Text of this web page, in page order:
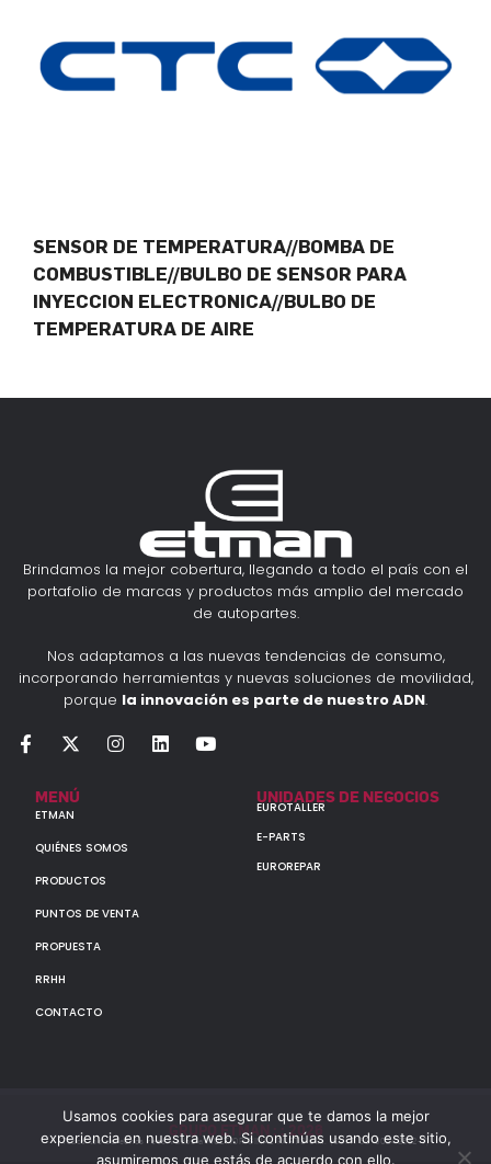
SENSOR DE TEMPERATURA//BOMBA DE
COMBUSTIBLE//BULBO DE SENSOR PARA
INYECCION ELECTRONICA//BULBO DE
TEMPERATURA DE AIRE
Brindamos la mejor cobertura, llegando a todo el país con el
portafolio de marcas y productos más amplio del mercado
de autopartes.
Nos adaptamos a las nuevas tendencias de consumo,
incorporando herramientas y nuevas soluciones de movilidad,
porque la innovación es parte de nuestro ADN.
MENÚ
ETMAN
QUIÉNES SOMOS
PRODUCTOS
PUNTOS DE VENTA
PROPUESTA
RRHH
CONTACTO
UNIDADES DE NEGOCIOS
EUROTALLER
E-PARTS
EUROREPAR
GRUPO ETMAN : : 2026
Todos los derechos reservados a MULTIORIGINAL PARTS S.A. (CUIT: 30-60142852-7)
Usamos cookies para asegurar que te damos la mejor
experiencia en nuestra web. Si continúas usando este sitio,
asumiremos que estás de acuerdo con ello.